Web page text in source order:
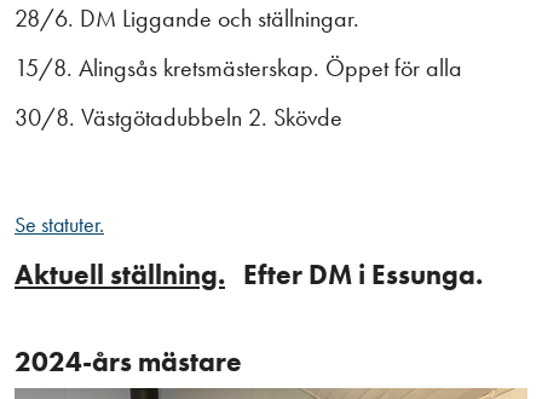
28/6. DM Liggande och ställningar.
15/8. Alingsås kretsmästerskap. Öppet för alla
30/8. Västgötadubbeln 2. Skövde
Se statuter.
Aktuell ställning. Efter DM i Essunga.
2024-års mästare